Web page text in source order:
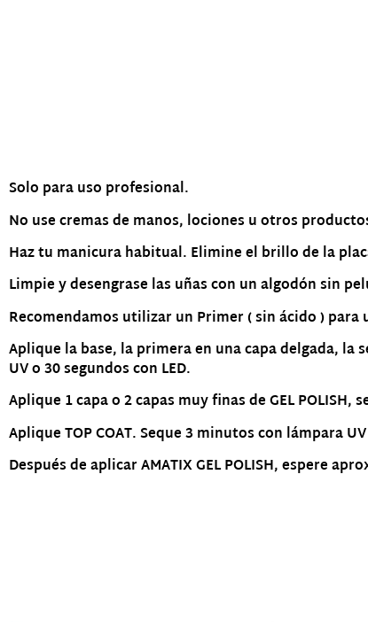
Solo para uso profesional.
No use cremas de manos, lociones u otros
Haz tu manicura habitual. Elimine el brillo de la
Limpie y desengrase las uñas con un algodón sin
Recomendamos utilizar un Primer ( sin ácido ) para
Aplique la base, la primera en una capa delgada,
UV o 30 segundos con LED.
Aplique 1 capa o 2 capas muy finas de GEL
Aplique TOP COAT. Seque 3 minutos con lámpara
Después de aplicar AMATIX GEL POLISH, espere